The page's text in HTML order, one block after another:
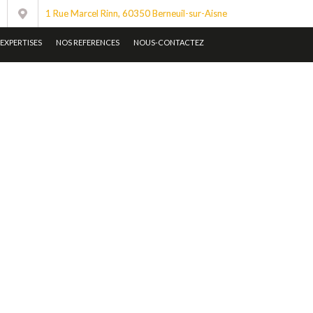
1 Rue Marcel Rinn, 60350 Berneuil-sur-Aisne
EXPERTISES NOS REFERENCES NOUS-CONTACTEZ